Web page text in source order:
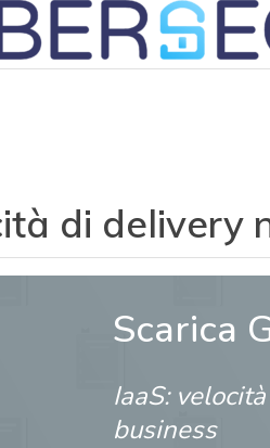
di delivery
Scarica
IaaS:
business